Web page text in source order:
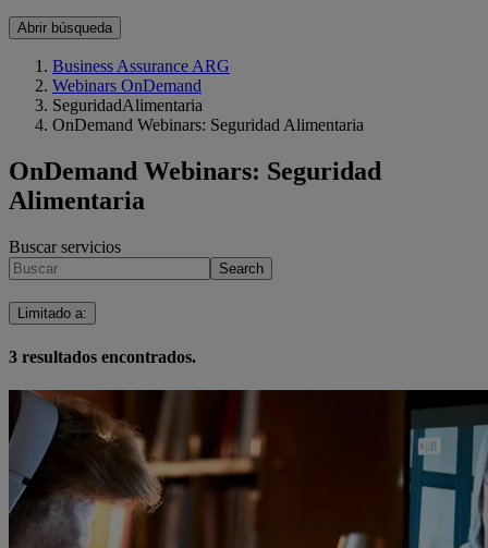
Abrir búsqueda
Business Assurance ARG
Webinars OnDemand
SeguridadAlimentaria
OnDemand Webinars: Seguridad Alimentaria
OnDemand Webinars: Seguridad
Alimentaria
Buscar servicios
Search
Limitado a:
3 resultados encontrados.